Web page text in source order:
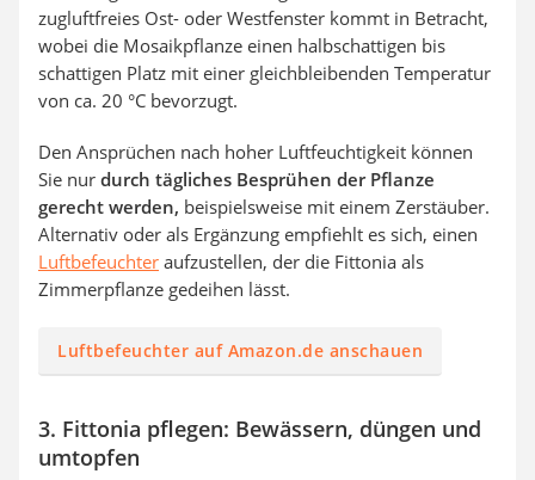
zugluftfreies Ost- oder Westfenster kommt in Betracht,
wobei die Mosaikpflanze einen halbschattigen bis
schattigen Platz mit einer gleichbleibenden Temperatur
von ca. 20 °C bevorzugt.
Den Ansprüchen nach hoher Luftfeuchtigkeit können
Sie nur durch tägliches Besprühen der Pflanze
gerecht werden, beispielsweise mit einem Zerstäuber.
Alternativ oder als Ergänzung empfiehlt es sich, einen
Luftbefeuchter aufzustellen, der die Fittonia als
Zimmerpflanze gedeihen lässt.
Luftbefeuchter auf Amazon.de anschauen
3. Fittonia pflegen: Bewässern, düngen und
umtopfen